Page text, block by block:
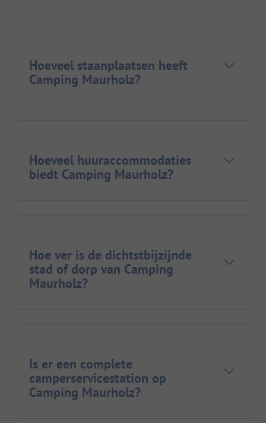
Hoeveel staanplaatsen heeft
Camping Maurholz?
Hoeveel huuraccommodaties
biedt Camping Maurholz?
Hoe ver is de dichtstbijzijnde
stad of dorp van Camping
Maurholz?
Is er een complete
camperservicestation op
Camping Maurholz?